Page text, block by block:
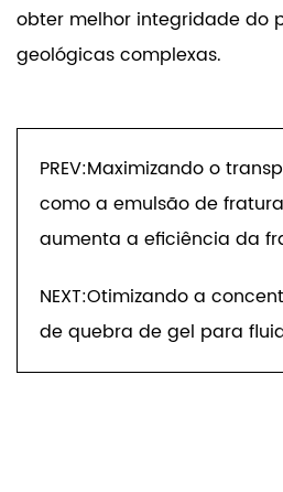
obter melhor integridade do
geológicas complexas.
PREV:Maximizando o
como a emulsão de
aumenta a eficiência da
NEXT:Otimizando a
de quebra de gel para